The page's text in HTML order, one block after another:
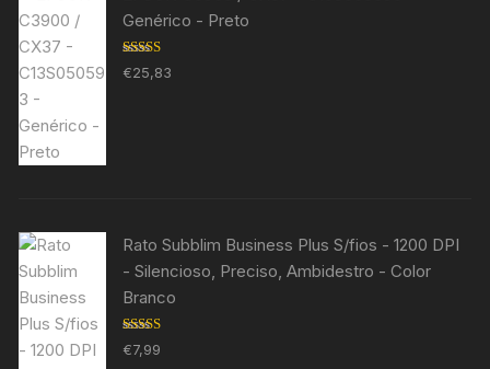
Genérico - Preto
Avaliação
5.00de 5
€25,83
Rato Subblim Business Plus S/fios - 1200 DPI
- Silencioso, Preciso, Ambidestro - Color
Branco
Avaliação
5.00de 5
€7,99